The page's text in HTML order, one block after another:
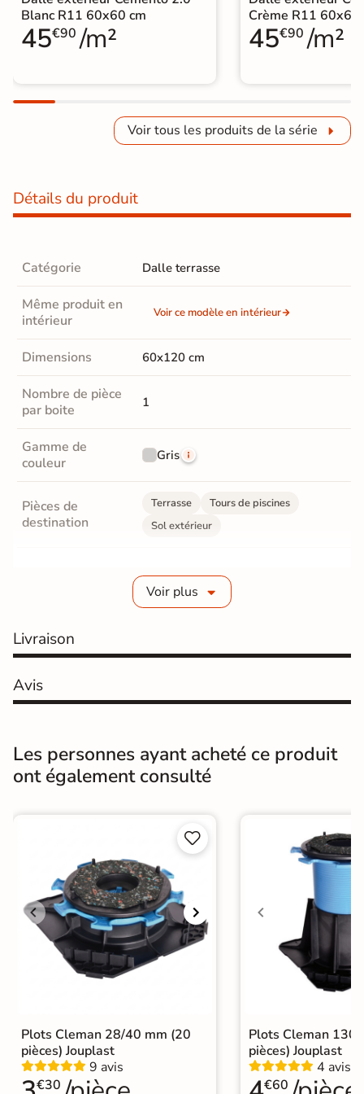
Blanc R11 60x60 cm
45€90 /m²
Crème R11 60x60
45€90 /m²
Voir tous les produits de la série
Détails du produit
Catégorie Dalle terrasse
Même produit en
intérieur
Voir ce modèle en intérieur
Dimensions 60x120 cm
Nombre de pièce
par boite
1
Gamme de
couleur
Gris
Pièces de
destination
Terrasse
Tours de piscines
Sol extérieur
Grès cérame émaillé
Grès cérame épaisseur 2 cm
Epaisseur
Coefficient
antidérapant
l'usure
GR5 - Ultra-résistant
Masse colorée
Mate
Surface Antidérapante et structurée
Nombres de
tampons
9
Conditionnement
Choix
Voir plus
Livraison
Avis
Les personnes ayant acheté ce produit
ont également consulté


Plots Cleman 28/40 mm (20
pièces) Jouplast
9 avis
€30
Plots Cleman
pièces) Jouplast
4 avis
€60